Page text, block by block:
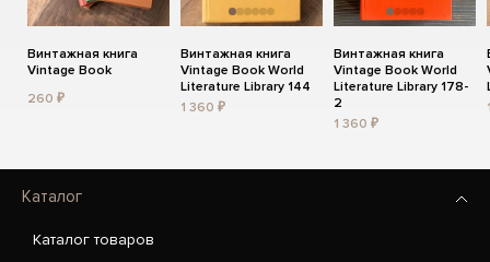
Винтажная книга
Vintage Book
260 ₽
Винтажная книга
Vintage Book World
Literature Library 144
1 360 ₽
Винтажная книга
Vintage Book World
Literature Library 178-
2
1 360 ₽
Каталог
Каталог товаров